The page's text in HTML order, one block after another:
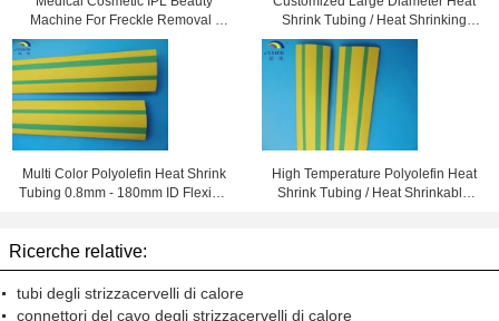
Machine For Freckle Removal /
Shrink Pores
Shrink Tubing / Heat Shrinking
Tube High Performance
Multi Color Polyolefin Heat Shrink
Tubing 0.8mm - 180mm ID Flexible
High Temperature Polyolefin Heat
Shrink Tubing / Heat Shrinkable
Ricerche relative:
tubi degli strizzacervelli di calore
connettori del cavo degli strizzacervelli di calore